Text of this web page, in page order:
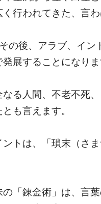
行われてきた、言
の後、アラブ、イ
展することになりま
る人間、不老不死
も言えます。
トは、「瑣末（さ
「錬金術」は、言